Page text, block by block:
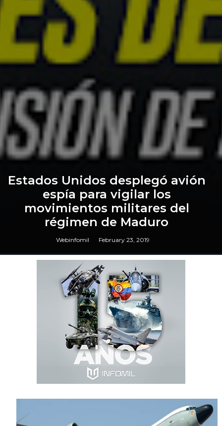
Estados Unidos desplegó avión
espía para vigilar los
movimientos militares del
régimen de Maduro
Webinfomil February 23, 2019